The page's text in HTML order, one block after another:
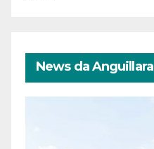
News da Anguillara